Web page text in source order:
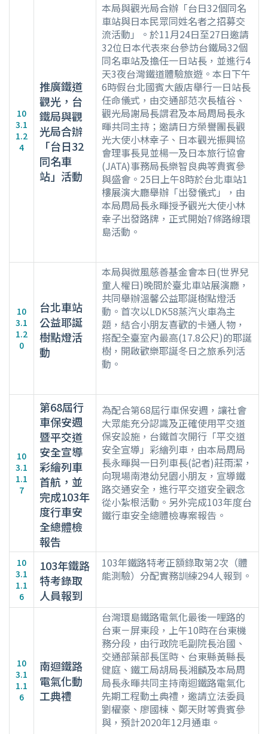
10
3.1
1.2
4
推廣鐵道
觀光，台
鐵局與觀
光局合辦
「台日32
同名車
站」活動
本局與觀光局合辦「台日32個同名
車站與日本民眾同姓名者之招募交
流活動」。於11月24日至27日邀請
32位日本代表來台參訪台鐵局32個
同名車站及擔任一日站長，並進行4
天3夜台灣鐵道體驗旅遊。本日下午
6時假台北國賓大飯店舉行一日站長
任命儀式，由交通部范次長植谷、
觀光局謝局長謂君及本局周局長永
暉共同主持；邀請日方榮譽團長觀
光大使小林幸子、日本觀光振興協
會理事長見並楊一及日本旅行協會
(JATA)事務局長樂智良典等貴賓參
與盛會。25日上午8時於台北車站1
樓展演大廳舉辦「出發儀式」，由
本局周局長永暉授予觀光大使小林
幸子出發路牌，正式開始7條路線環
島活動。
10
3.1
1.2
0
台北車站
公益耶誕
樹點燈活
動
本局與微風慈善基金會本日(世界兒
童人權日)晚間於臺北車站展演廳，
共同舉辦溫馨公益耶誕樹點燈活
動。首次以LDK58蒸汽火車為主
題，結合小朋友喜歡的卡通人物，
搭配全臺室內最高(17.8公尺)的耶誕
樹，開啟歡樂耶誕冬日之旅系列活
動。
10
3.1
1.1
7
第68屆行
車保安週
暨平交道
安全宣導
彩繪列車
首航，並
完成103年
度行車安
全總體檢
報告
為配合第68屆行車保安週，讓社會
大眾能充分認識及正確使用平交道
保安設施，台鐵首次開行「平交道
安全宣導」彩繪列車，由本局周局
長永暉與一日列車長(記者)莊雨潔，
向現場南港幼兒園小朋友，宣導鐵
路交通安全，進行平交道安全觀念
從小紮根活動。另外完成103年度台
鐵行車安全總體檢專案報告。
10
3.1
1.1
6
103年鐵路
特考錄取
人員報到
103年鐵路特考正額錄取第2次（體
能測驗）分配實務訓練294人報到。
10
3.1
1.1
6
南迴鐵路
電氣化動
工典禮
台灣環島鐵路電氣化最後一哩路的
台東－屏東段，上午10時在台東機
務分段，由行政院毛副院長治國、
交通部葉部長匡時、台東縣黃縣長
健庭、鐵工局胡局長湘麟及本局周
局長永暉共同主持南迴鐵路電氣化
先期工程動土典禮，邀請立法委員
劉櫂豪、廖國棟、鄭天財等貴賓參
與，預計2020年12月通車。